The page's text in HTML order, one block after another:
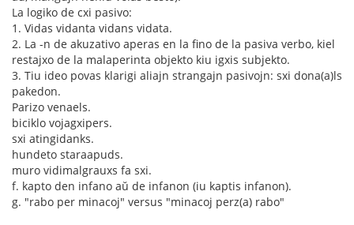
La logiko de cxi pasivo:
1. Vidas vidanta vidans vidata.
2. La -n de akuzativo aperas en la fino de la pasiva verbo, kiel
restajxo de la malaperinta objekto kiu igxis subjekto.
3. Tiu ideo povas klarigi aliajn strangajn pasivojn: sxi dona(a)ls
pakedon.
Parizo venaels.
biciklo vojagxipers.
sxi atingidanks.
hundeto staraapuds.
muro vidimalgrauxs fa sxi.
f. kapto den infano aŭ de infanon (iu kaptis infanon).
g. "rabo per minacoj" versus "minacoj perz(a) rabo"